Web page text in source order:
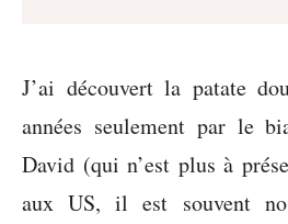
J’ai découvert la patate
années seulement par le
David (qui n’est plus à
aux US, il est souvent